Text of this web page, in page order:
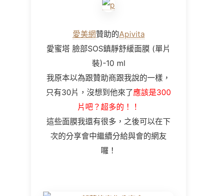
愛美網贊助的Apivita
愛蜜塔 臉部SOS鎮靜舒緩面膜 (單片
裝)-10 ml
我原本以為跟贊助商跟我說的一樣，
只有30片，沒想到他來了應該是300
片吧？超多的！！
這些面膜我還有很多，之後可以在下
次的分享會中繼續分給與會的網友
囉！